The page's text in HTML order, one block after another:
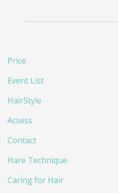
Price
Event List
HairStyle
Acsess
Contact
Hare Technique
Caring for Hair